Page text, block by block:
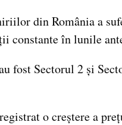
din România a
constante în lunile
fost Sectorul 2 și
o creștere a